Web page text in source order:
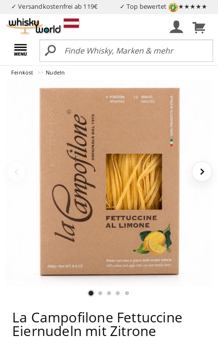
✓ Versandkostenfrei ab 119€ ✓ Top bewertet ★★★★★
Feinkost Nudeln
La Campofilone Fettuccine
Eiernudeln mit Zitrone